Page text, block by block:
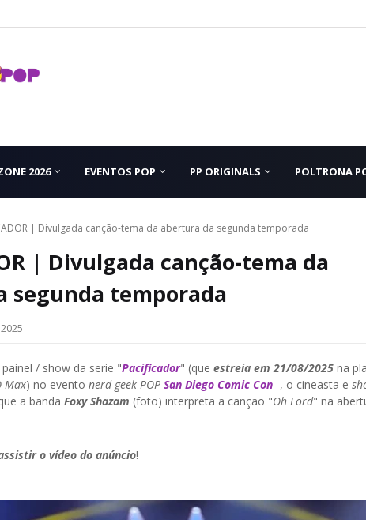
2026 EVENTOS POP PP ORIGINALS POLTRONA
| Divulgada canção-tema da abertura da segunda temporada
| Divulgada canção-tema da
segunda temporada
/ show da serie "Pacificador" (que estreia em 21/08/2025 na
Max) no evento nerd-geek-POP San Diego Comic Con -, o cineasta e
a banda Foxy Shazam (foto) interpreta a canção "Oh Lord" na
o vídeo do anúncio!